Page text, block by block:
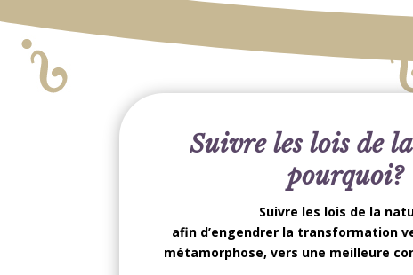
Suivre les lois de
pourquoi?
Suivre les lois de la
afin d’engendrer la transformation
métamorphose, vers une meilleure